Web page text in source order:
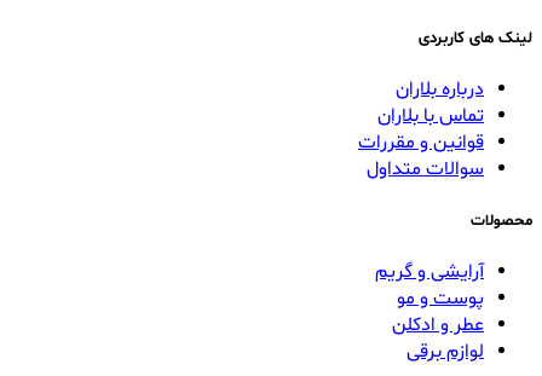
لینک های کاربردی
درباره بلاران
تماس با بلاران
قوانین و مقررات
سوالات متداول
محصولات
آرایشی و گریم
پوست و مو
عطر و ادکلن
لوازم برقی